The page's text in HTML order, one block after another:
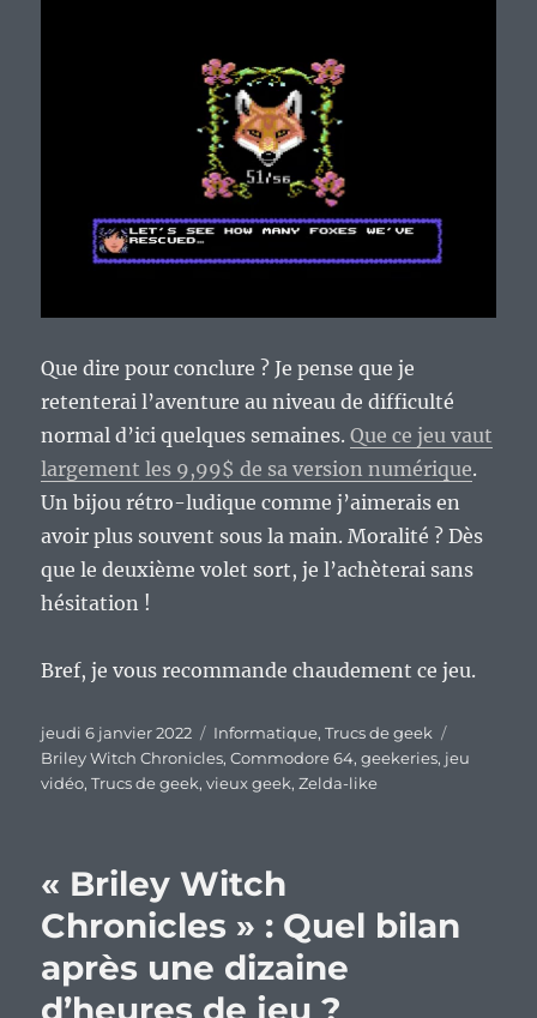
Que dire pour conclure ? Je pense que je
retenterai l’aventure au niveau de difficulté
normal d’ici quelques semaines.Que ce jeu vaut
largement les 9,99$ de sa version numérique.
Un bijou rétro-ludique comme j’aimerais en
avoir plus souvent sous la main. Moralité ? Dès
que le deuxième volet sort, je l’achèterai sans
hésitation !
Bref, je vous recommande chaudement ce jeu.
Publié
le
jeudi 6 janvier 2022 Catégories
Informatique,Trucs de geek
Briley Witch Chronicles,Commodore 64,geekeries, jeu
vidéo,Trucs de geek,vieux geek,Zelda-like
« Briley Witch
Chronicles » : Quel bilan
après une dizaine